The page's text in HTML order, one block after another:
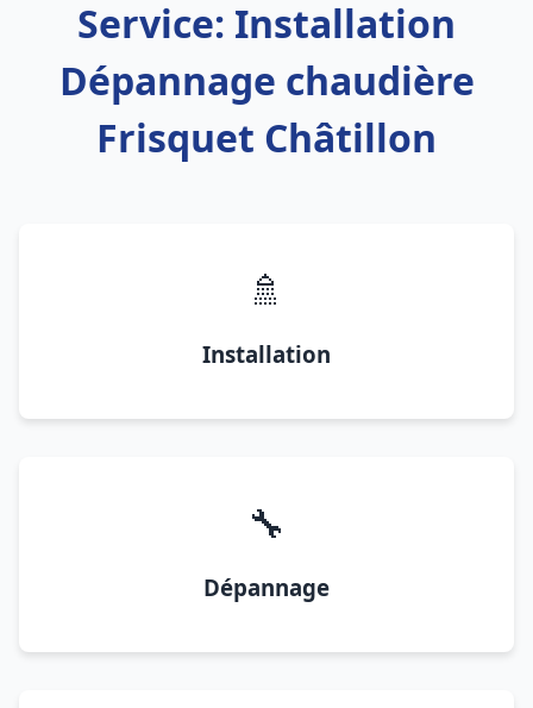
Service: Installation
Dépannage chaudière
Frisquet Châtillon
🚿
Installation
🔧
Dépannage